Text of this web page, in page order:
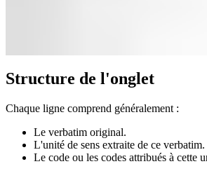
Structure de l'onglet
Chaque ligne comprend généralement :
Le verbatim original.
L'unité de sens extraite de ce verbatim.
Le code ou les codes attribués à cette